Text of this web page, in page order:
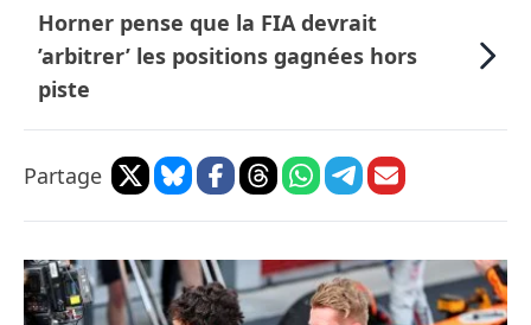
Horner pense que la FIA devrait
’arbitrer’ les positions gagnées hors
piste
Partage